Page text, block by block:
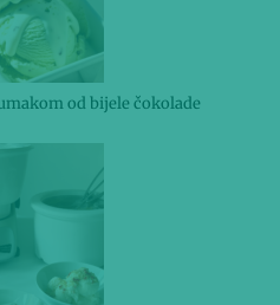
od bijele čokolade